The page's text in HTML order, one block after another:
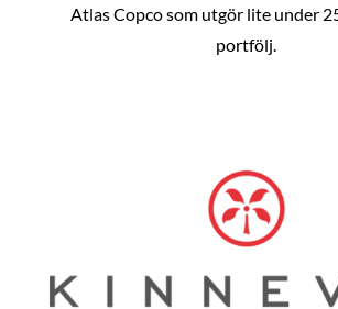
Atlas Copco som utgör lite under
portfölj.